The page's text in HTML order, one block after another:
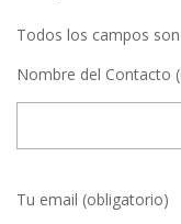
Todos los campos
Nombre del Contacto
Tu email (obligatorio)